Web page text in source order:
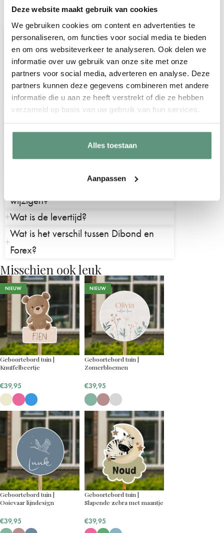
Deze website maakt gebruik van cookies
We gebruiken cookies om content en advertenties te
personaliseren, om functies voor social media te bieden
en om ons websiteverkeer te analyseren. Ook delen we
informatie over uw gebruik van onze site met onze
partners voor social media, adverteren en analyse. Deze
partners kunnen deze gegevens combineren met andere
informatie die u aan ze heeft verstrekt of die ze hebben
verzameld op basis van uw gebruik van hun services.
Alles toestaan
Aanpassen
Veelgestelde vragen over onze
geboorteborden voor in de tuin
Wordt er een paal meegeleverd?
Helaas leveren wij geen paal, stok of
andere bevestigingsmaterialen bij onze
geboorteborden voor in de tuin.
Hoe kan ik mijn geboortebord
bevestigen?
Zijn de geboorteborden
Is het mogelijk om een kleur of tekst te
wijzigen?
Wat is de levertijd?
Wat is het verschil tussen Dibond en
Forex?
Misschien ook leuk
NIEUW
Geboortebord tuin |
Knuffelbeertje
€39,95
NIEUW
Geboortebord tuin |
Zomerbloemen
€39,95
Geboortebord tuin |
Ooievaar lijndesign
€39,95
Geboortebord tuin |
Slapende zebra met maantje
€39,95